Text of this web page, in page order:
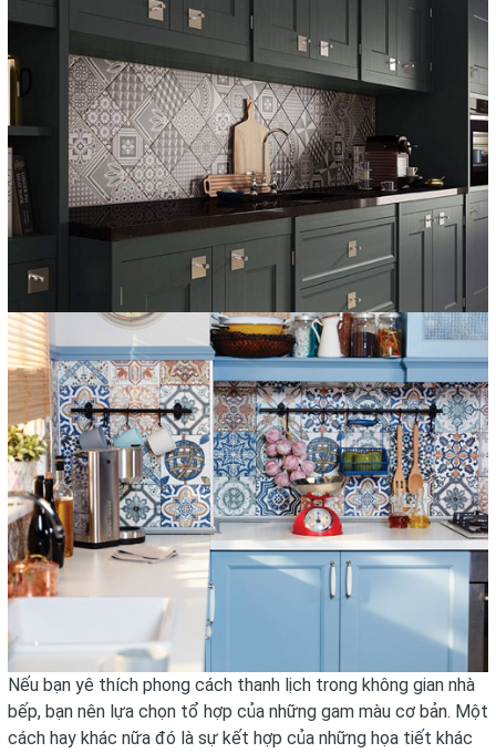
Nếu bạn yê thích phong cách thanh lịch trong không gian nhà
bếp, bạn nên lựa chọn tổ hợp của những gam màu cơ bản. Một
cách hay khác nữa đó là sự kết hợp của những họa tiết khác